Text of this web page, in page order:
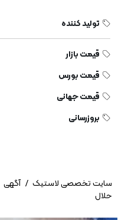
تولید کننده
قیمت بازار
قیمت بورس
قیمت جهانی
بروزرسانی
سایت تخصصی لاستیک/ آگهی/
حلال